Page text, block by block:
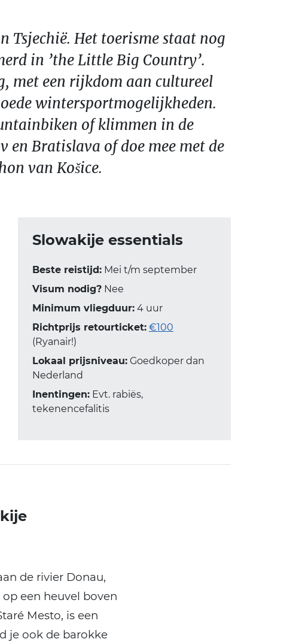
Tsjechië. Het toerisme staat nog
in ’the Little Big Country’.
met een rijkdom aan cultureel
wintersportmogelijkheden.
of klimmen in de
en Bratislava of doe mee met de
van Košice.
Slowakije essentials
Beste reistijd: Mei t/m september
Visum nodig? Nee
Minimum vliegduur: 4 uur
Richtprijs retourticket: €100
(Ryanair!)
Lokaal prijsniveau: Goedkoper dan
Nederland
Inentingen: Evt. rabiës,
tekenencefalitis
de rivier Donau,
een heuvel boven
Mesto, is een
je ook de barokke